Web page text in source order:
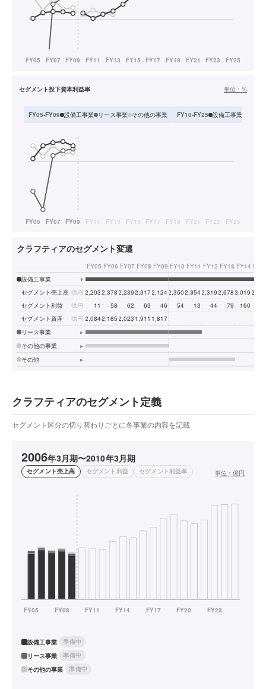
セグメント投下資本利益率 単位： %
FY05-FY09 設備工事業 リース事業 その他の事業 FY10-FY25 設備工事業
クラフティアのセグメント変遷
FY05 FY06 FY07 FY08 FY09 FY10 FY11 FY12 FY13 FY14
設備工事業
▾
セグメント売上高 億円 2,203 2,378 2,239 2,3172,1242,350 2,3542,319 2,678 3,019
セグメント利益
億円 11 58 62 63 46 54 13 44 79 160
セグメント資産
億円 2,0842,185 2,023 1,911 1,817
リース事業
▸
その他の事業
▸
その他
▸
クラフティアのセグメント定義
セグメント区分の切り替わりごとに各事業の内容を記載
2006年3月期〜2010年3月期
セグメント売上高 セグメント利益 セグメント利益率 単位： 億円
設備工事業
準備中
リース事業
準備中
その他の事業
準備中